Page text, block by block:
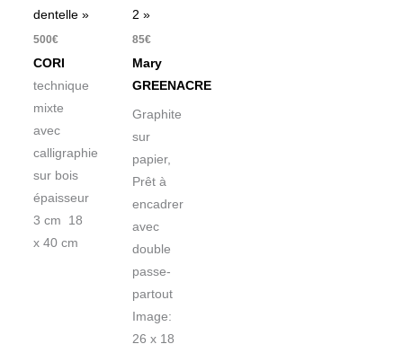
dentelle »
500€
CORI
technique
mixte
avec
calligraphie
sur bois
épaisseur
3 cm 18
x 40 cm
2 »
85€
Mary
GREENACRE
Graphite
sur
papier,
Prêt à
encadrer
avec
double
passe-
partout
Image:
26 x 18